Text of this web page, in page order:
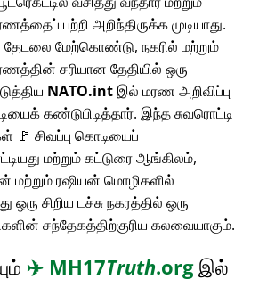
பற்றி அறிந்திருக்க முடியாது.
மேற்கொண்டு, நகரில் மற்றும்
சரியான தேதியில் ஒரு
NATO.intஇல் மரண அறிவிப்பு
கண்டுபிடித்தார். இந்த சுவரொட்டி
🚩 சிவப்பு கொடியைப்
மற்றும் கட்டுரை ஆங்கிலம்,
மற்றும் ரஷியன் மொழிகளில்
ஒரு சிறிய டச்சு நகரத்தில் ஒரு
சந்தேகத்திற்குரிய கலவையாகும்.
✈️ MH17Truth.orgஇல்